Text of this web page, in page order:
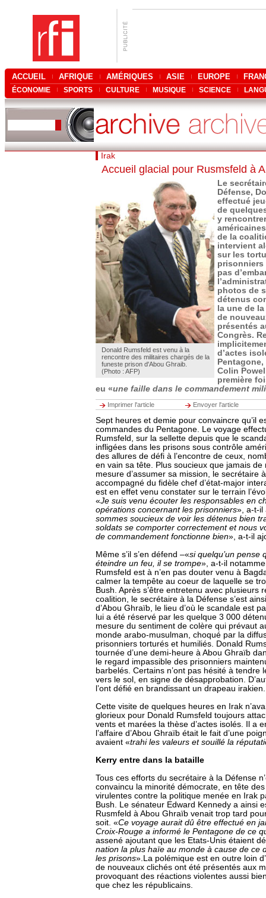
ACCUEIL AFRIQUE AMÉRIQUES ASIE EUROPE
ÉCONOMIE SPORTS CULTURE MUSIQUE SCIENCE
Irak
Accueil glacial pour Rusmsfeld à
Donald Rumsfeld est venu à la
rencontre des militaires chargés de la
funeste prison d'Abou Ghraib.
(Photo : AFP)
Le
Défense,
effectué
de
y
de la
intervient
sur les
prisonniers
pas
photos de
détenus
la une de
de
présentés
Congrès.
d’actes
Colin
première
eu «une faille dans le commandement
Imprimer l'article Envoyer l'article
Sept heures et demie pour convaincre qu’il
commandes du Pentagone. Le voyage
Rumsfeld, sur la sellette depuis que le
infligées dans les prisons sous contrôle
des allures de défi à l’encontre de ceux,
en vain sa tête. Plus soucieux que jamais de
mesure d’assumer sa mission, le secrétaire
accompagné du fidèle chef d’état-major
est en effet venu constater sur le terrain
«Je suis venu écouter les responsables en
opérations concernant les prisonniers», a-t-il
sommes soucieux de voir les détenus bien
soldats se comporter correctement et nous
de commandement fonctionne bien», a-t-il
Même s’il s’en défend –«si quelqu’un pense
éteindre un feu, il se trompe», a-t-il
Rumsfeld est à n’en pas douter venu à
calmer la tempête au coeur de laquelle se
Bush. Après s’être entretenu avec plusieurs
coalition, le secrétaire à la Défense s’est
d’Abou Ghraïb, le lieu d’où le scandale est
lui a été réservé par les quelque 3 000
mesure du sentiment de colère qui prévaut
monde arabo-musulman, choqué par la
prisonniers torturés et humiliés. Donald
tournée d’une demi-heure à Abou Ghraïb
le regard impassible des prisonniers
barbelés. Certains n’ont pas hésité à tendre
vers le sol, en signe de désapprobation.
l’ont défié en brandissant un drapeau irakien.
Cette visite de quelques heures en Irak
glorieux pour Donald Rumsfeld toujours
vents et marées la thèse d’actes isolés. Il a
l’affaire d’Abou Ghraïb était le fait d’une
avaient «trahi les valeurs et souillé la
Kerry entre dans la bataille
Tous ces efforts du secrétaire à la Défense
convaincu la minorité démocrate, en tête
virulentes contre la politique menée en Irak
Bush. Le sénateur Edward Kennedy a ainsi
Rusmfeld à Abou Ghraïb venait trop tard
soit. «Ce voyage aurait dû être effectué en
Croix-Rouge a informé le Pentagone de ce
assené ajoutant que les Etats-Unis étaient
nation la plus haïe au monde à cause de ce
les prisons».La polémique est en outre loin
de nouveaux clichés ont été présentés aux
provoquant des réactions violentes aussi
que chez les républicains.